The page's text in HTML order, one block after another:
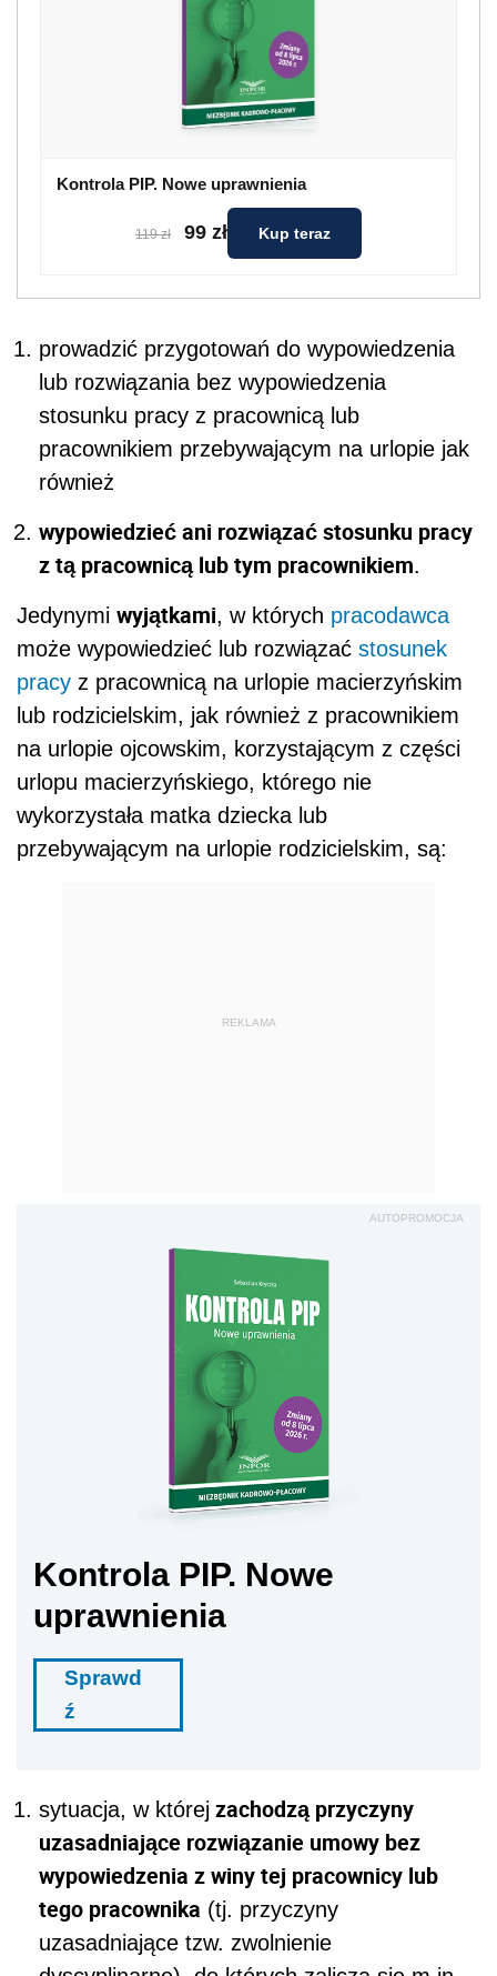
Kontrola PIP. Nowe uprawnienia
119 zł 99 zł Kup teraz
prowadzić przygotowań do wypowiedzenia
lub rozwiązania bez wypowiedzenia
stosunku pracy z pracownicą lub
pracownikiem przebywającym na urlopie jak
również
wypowiedzieć ani rozwiązać stosunku pracy
z tą pracownicą lub tym pracownikiem.
Jedynymi wyjątkami, w których pracodawca
może wypowiedzieć lub rozwiązać stosunek
pracy z pracownicą na urlopie macierzyńskim
lub rodzicielskim, jak również z pracownikiem
na urlopie ojcowskim, korzystającym z części
urlopu macierzyńskiego, którego nie
wykorzystała matka dziecka lub
przebywającym na urlopie rodzicielskim, są:
REKLAMA
AUTOPROMOCJA
Kontrola PIP. Nowe
uprawnienia
Sprawd
ź
sytuacja, w której zachodzą przyczyny
uzasadniające rozwiązanie umowy bez
wypowiedzenia z winy tej pracownicy lub
tego pracownika (tj. przyczyny
uzasadniające tzw. zwolnienie